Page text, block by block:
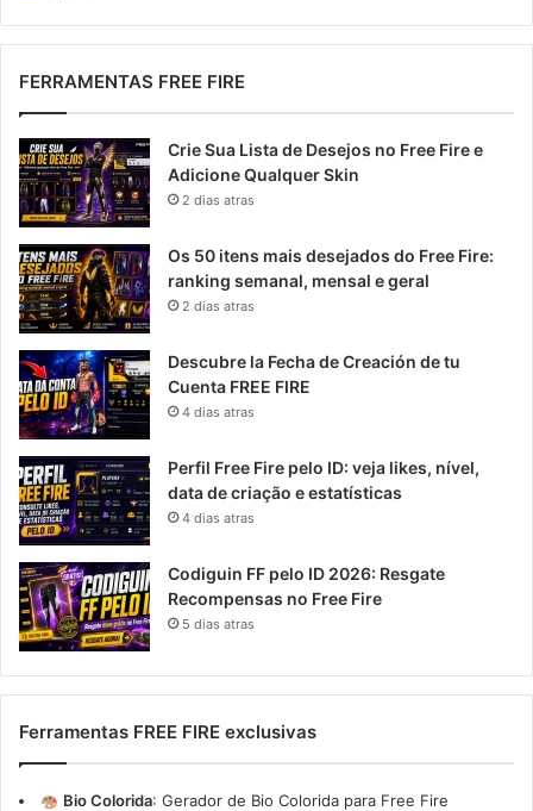
FERRAMENTAS FREE FIRE
Crie Sua Lista de Desejos no Free Fire e
Adicione Qualquer Skin
2 dias atras
Os 50 itens mais desejados do Free Fire:
ranking semanal, mensal e geral
2 dias atras
Descubre la Fecha de Creación de tu
Cuenta FREE FIRE
4 dias atras
Perfil Free Fire pelo ID: veja likes, nível,
data de criação e estatísticas
4 dias atras
Codiguin FF pelo ID 2026: Resgate
Recompensas no Free Fire
5 dias atras
Ferramentas FREE FIRE exclusivas
Bio Colorida: Gerador de Bio Colorida para Free Fire